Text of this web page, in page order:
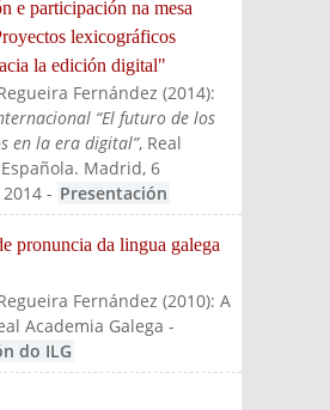
e participación na mesa
lexicográficos
la edición digital"
Fernández (2014):
“El futuro de los
en la era digital”, Real
Madrid, 6
- Presentación
pronuncia da lingua galega
Fernández (2010):A
Academia Galega -
do ILG